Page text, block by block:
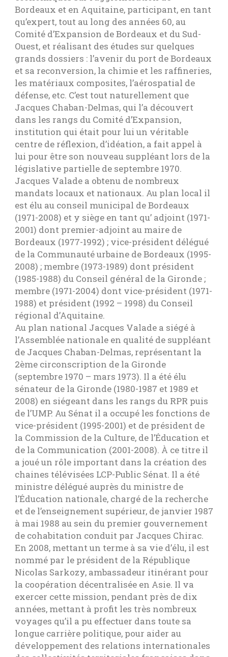
Bordeaux et en Aquitaine, participant, en tant
qu’expert, tout au long des années 60, au
Comité d’Expansion de Bordeaux et du Sud-
Ouest, et réalisant des études sur quelques
grands dossiers : l’avenir du port de Bordeaux
et sa reconversion, la chimie et les raffineries,
les matériaux composites, l’aérospatial de
défense, etc. C’est tout naturellement que
Jacques Chaban-Delmas, qui l’a découvert
dans les rangs du Comité d’Expansion,
institution qui était pour lui un véritable
centre de réflexion, d’idéation, a fait appel à
lui pour être son nouveau suppléant lors de la
législative partielle de septembre 1970.
Jacques Valade a obtenu de nombreux
mandats locaux et nationaux. Au plan local il
est élu au conseil municipal de Bordeaux
(1971-2008) et y siège en tant qu’ adjoint (1971-
2001) dont premier-adjoint au maire de
Bordeaux (1977-1992) ; vice-président délégué
de la Communauté urbaine de Bordeaux (1995-
2008) ; membre (1973-1989) dont président
(1985-1988) du Conseil général de la Gironde ;
membre (1971-2004) dont vice-président (1971-
1988) et président (1992 – 1998) du Conseil
régional d’Aquitaine.
Au plan national Jacques Valade a siégé à
l’Assemblée nationale en qualité de suppléant
de Jacques Chaban-Delmas, représentant la
2ème circonscription de la Gironde
(septembre 1970 – mars 1973). Il a été élu
sénateur de la Gironde (1980-1987 et 1989 et
2008) en siégeant dans les rangs du RPR puis
de l’UMP. Au Sénat il a occupé les fonctions de
vice-président (1995-2001) et de président de
la Commission de la Culture, de l’Éducation et
de la Communication (2001-2008). À ce titre il
a joué un rôle important dans la création des
chaines télévisées LCP-Public Sénat. Il a été
ministre délégué auprès du ministre de
l’Éducation nationale, chargé de la recherche
et de l’enseignement supérieur, de janvier 1987
à mai 1988 au sein du premier gouvernement
de cohabitation conduit par Jacques Chirac.
En 2008, mettant un terme à sa vie d’élu, il est
nommé par le président de la République
Nicolas Sarkozy, ambassadeur itinérant pour
la coopération décentralisée en Asie. Il va
exercer cette mission, pendant près de dix
années, mettant à profit les très nombreux
voyages qu’il a pu effectuer dans toute sa
longue carrière politique, pour aider au
développement des relations internationales